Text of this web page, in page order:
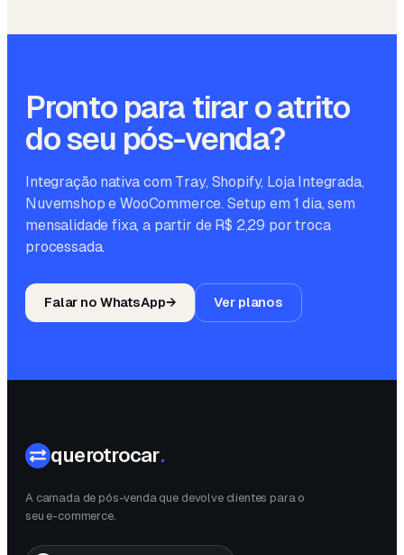
Pronto para tirar o atrito
do seu pós-venda?
Integração nativa com Tray, Shopify, Loja Integrada,
Nuvemshop e WooCommerce. Setup em 1 dia, sem
mensalidade fixa, a partir de R$ 2,29 por troca
processada.
Falar no WhatsApp→ Ver planos
querotrocar.
A camada de pós-venda que devolve clientes para o
seu e-commerce.